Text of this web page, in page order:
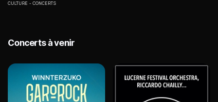
CULTURE CONCERTS
Concerts à venir